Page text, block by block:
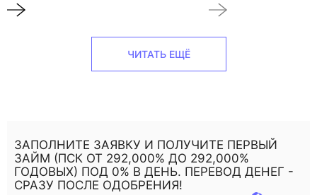
ЧИТАТЬ ЕЩЁ
ЗАПОЛНИТЕ ЗАЯВКУ И ПОЛУЧИТЕ ПЕРВЫЙ
ЗАЙМ (ПСК ОТ 292,000% ДО 292,000%
ГОДОВЫХ) ПОД 0% В ДЕНЬ. ПЕРЕВОД ДЕНЕГ -
СРАЗУ ПОСЛЕ ОДОБРЕНИЯ!